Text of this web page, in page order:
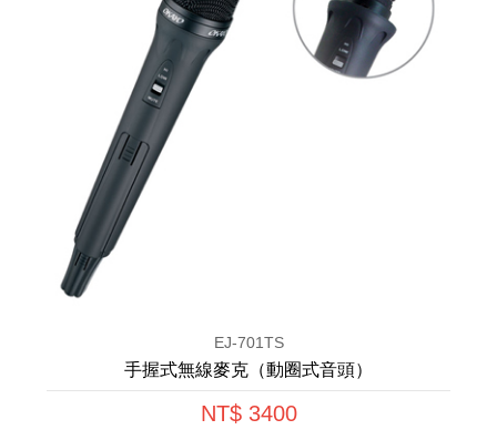
EJ-701TS
手握式無線麥克（動圈式音頭）
NT$ 3400